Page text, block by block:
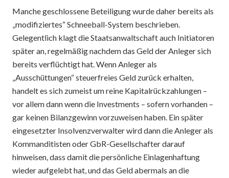
Manche geschlossene Beteiligung wurde daher bereits als
„modifiziertes“ Schneeball-System beschrieben.
Gelegentlich klagt die Staatsanwaltschaft auch Initiatoren
später an, regelmäßig nachdem das Geld der Anleger sich
bereits verflüchtigt hat. Wenn Anleger als
„Ausschüttungen“ steuerfreies Geld zurück erhalten,
handelt es sich zumeist um reine Kapitalrückzahlungen –
vor allem dann wenn die Investments – sofern vorhanden –
gar keinen Bilanzgewinn vorzuweisen haben. Ein später
eingesetzter Insolvenzverwalter wird dann die Anleger als
Kommanditisten oder GbR-Gesellschafter darauf
hinweisen, dass damit die persönliche Einlagenhaftung
wieder aufgelebt hat, und das Geld abermals an die